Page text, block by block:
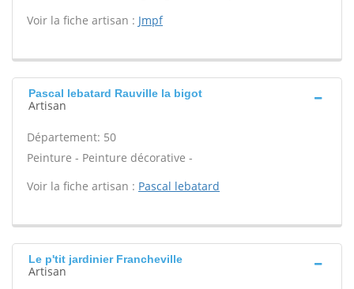
Voir la fiche artisan : Jmpf
Pascal lebatard Rauville la bigot
Artisan
Département: 50
Peinture - Peinture décorative -
Voir la fiche artisan : Pascal lebatard
Le p'tit jardinier Francheville
Artisan